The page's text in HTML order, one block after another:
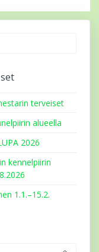
terveiset
alueella
2026
kennelpiirin
1.1.–15.2.